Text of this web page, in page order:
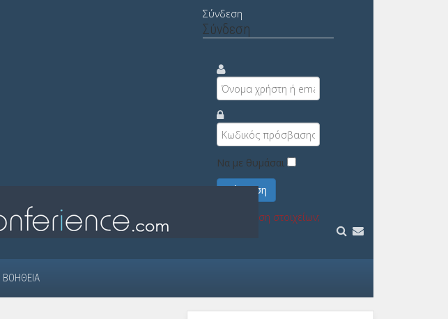
Σύνδεση
Σύνδεση
Να με θυμάσαι
Σύνδεση
Υπενθύμιση στοιχείων;
ΒΟΉΘΕΙΑ